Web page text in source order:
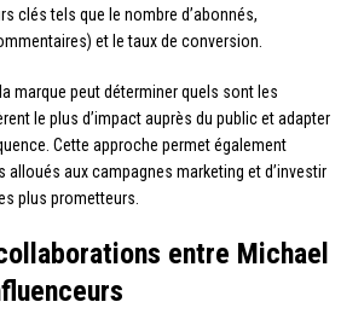
clés tels que le nombre d’abonnés,
et le taux de conversion.
marque peut déterminer quels sont les
le plus d’impact auprès du public et adapter
Cette approche permet également
alloués aux campagnes marketing et d’investir
plus prometteurs.
entre Michael